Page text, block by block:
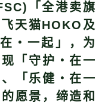
「全港卖旗
天猫HOKO及
・一起」，为
「 守护・在一
、「乐健・在一
的愿景，缔造和